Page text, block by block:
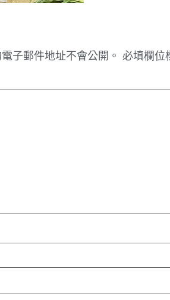
子郵件地址不會公開。 必填欄位